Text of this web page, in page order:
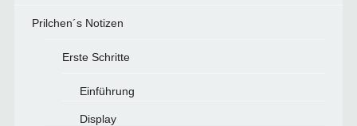
Prilchen´s Notizen
Erste Schritte
Einführung
Display